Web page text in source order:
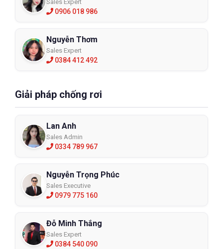
Sales Expert
0906 018 986
Nguyễn Thơm
Sales Expert
0384 412 492
Giải pháp chống rơi
Lan Anh
Sales Admin
0334 789 967
Nguyễn Trọng Phúc
Sales Executive
0979 775 160
Đỗ Minh Thắng
Sales Expert
0384 540 090